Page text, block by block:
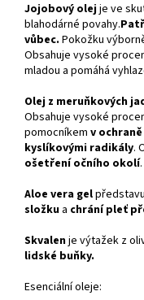
Jojobový olejje ve
blahodárné povahy.
vůbec. Pokožku
Obsahuje vysoké
mladou a pomáhá
Olej z meruňkových
Obsahuje vysoké
pomocníkem v
kyslíkovými radikály.
ošetření očního okolí.
Aloe vera gel
složku a chrání pleť
Skvalenje výtažek z
lidské buňky.
Esenciální oleje: